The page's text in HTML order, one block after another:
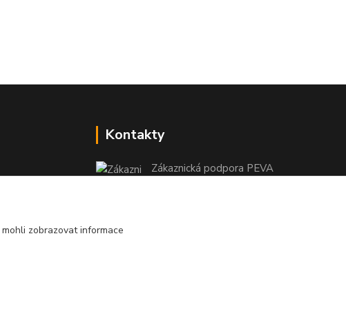
Kontakty
Zákaznická podpora PEVA
objednavka@peva.cz
zobrazovat informace